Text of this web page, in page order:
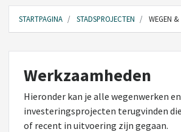
STARTPAGINA STADSPROJECTEN WEGEN &
Werkzaamheden
Hieronder kan je alle wegenwerken en
investeringsprojecten terugvinden
of recent in uitvoering zijn gegaan.